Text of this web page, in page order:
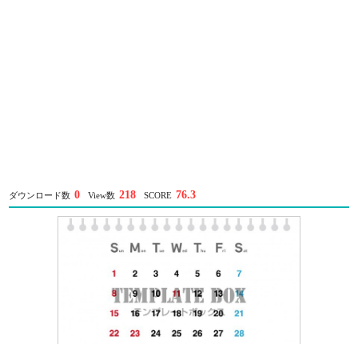
ダウンロード数 0 View数 218 SCORE 76.3